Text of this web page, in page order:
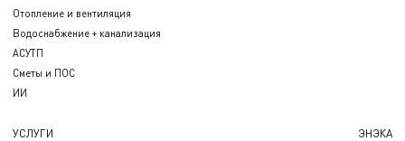
Отопление и вентиляция
Водоснабжение + канализация
АСУТП
Сметы и ПОС
ИИ
УСЛУГИ ЭНЭКА